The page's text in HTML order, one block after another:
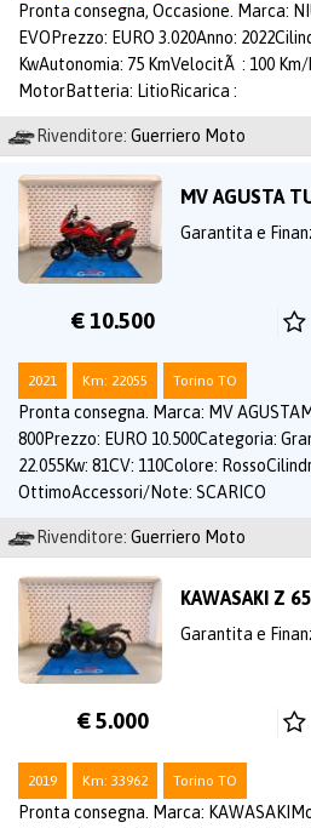
Pronta consegna, Occasione. Marca:
EVOPrezzo: EURO 3.020Anno:
KwAutonomia: 75 KmVelocitÃ : 100
MotorBatteria: LitioRicarica :
Rivenditore: Guerriero Moto
MV AGUSTA
Garantita e
€ 10.500
2021 Km: 22055 Torino TO
Pronta consegna. Marca: MV
800Prezzo: EURO 10.500Categoria:
22.055Kw: 81CV: 110Colore:
OttimoAccessori/Note: SCARICO
Rivenditore: Guerriero Moto
KAWASAKI Z
Garantita e
€ 5.000
2019 Km: 33962 Torino TO
Pronta consegna. Marca: